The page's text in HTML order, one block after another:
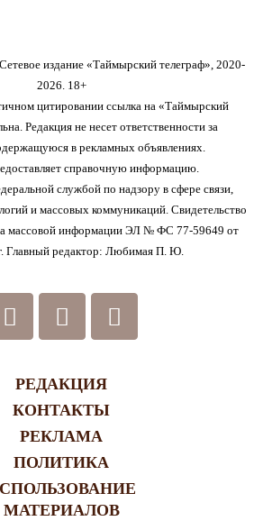
издание «Таймырский телеграф», 2020-
2026. 18+
цитировании ссылка на «Таймырский
Редакция не несет ответственности за
в рекламных объявлениях.
справочную информацию.
службой по надзору в сфере связи,
и массовых коммуникаций. Свидетельство
массовой информации ЭЛ № ФС 77-59649 от
Главный редактор: Любимая П. Ю.
РЕДАКЦИЯ
КОНТАКТЫ
РЕКЛАМА
ПОЛИТИКА
МАТЕРИАЛОВ